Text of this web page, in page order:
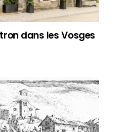
dans les Vosges